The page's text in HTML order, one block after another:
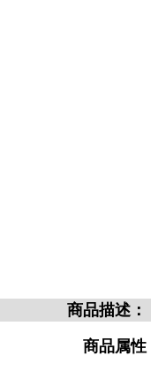
商品描述：
商品属性